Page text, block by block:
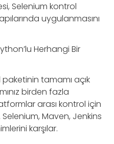
Selenium kontrol
uygulanmasını
Herhangi Bir
tamamı açık
birden fazla
arası kontrol için
Selenium, Maven, Jenkins
karşılar.